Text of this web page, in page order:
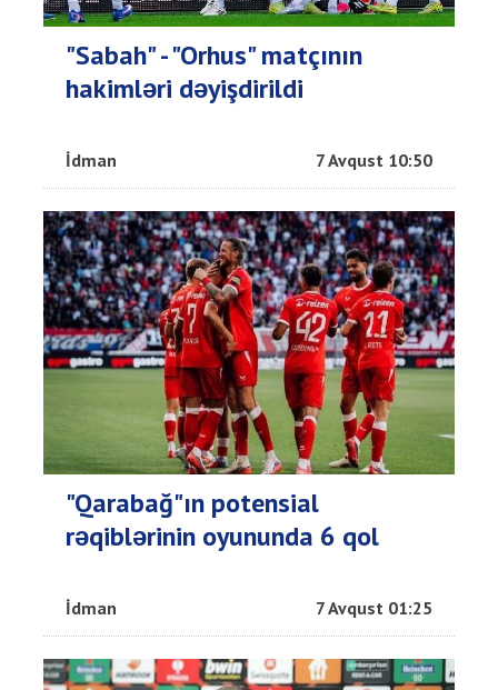
"Sabah" - "Orhus" matçının
hakimləri dəyişdirildi
İdman 7 Avqust 10:50
"Qarabağ"ın potensial
rəqiblərinin oyununda 6 qol
İdman 7 Avqust 01:25